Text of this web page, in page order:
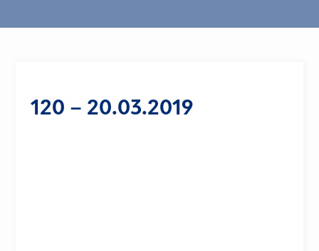
120 – 20.03.2019